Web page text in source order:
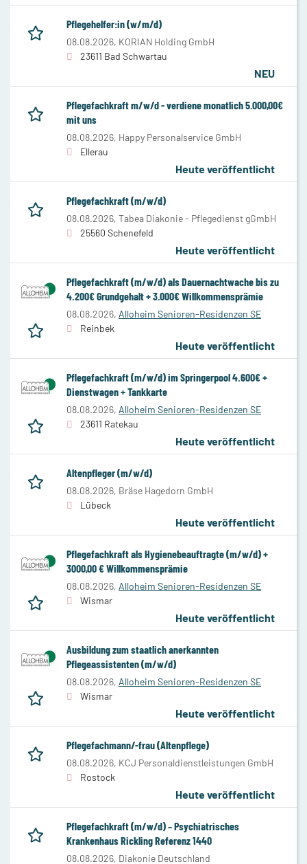
Pflegehelfer:in (w/m/d)
08.08.2026, KORIAN Holding GmbH
23611 Bad Schwartau
NEU
Pflegefachkraft m/w/d - verdiene monatlich 5.000,00€
mit uns
08.08.2026, Happy Personalservice GmbH
Ellerau
Heute veröffentlicht
Pflegefachkraft (m/w/d)
08.08.2026, Tabea Diakonie - Pflegedienst gGmbH
25560 Schenefeld
Heute veröffentlicht
Pflegefachkraft (m/w/d) als Dauernachtwache bis zu
4.200€ Grundgehalt + 3.000€ Willkommensprämie
08.08.2026, Alloheim Senioren-Residenzen SE
Reinbek
Heute veröffentlicht
Pflegefachkraft (m/w/d) im Springerpool 4.600€ +
Dienstwagen + Tankkarte
08.08.2026, Alloheim Senioren-Residenzen SE
23611 Ratekau
Heute veröffentlicht
Altenpfleger (m/w/d)
08.08.2026, Bräse Hagedorn GmbH
Lübeck
Heute veröffentlicht
Pflegefachkraft als Hygienebeauftragte (m/w/d) +
3000,00 € Willkommensprämie
08.08.2026, Alloheim Senioren-Residenzen SE
Wismar
Heute veröffentlicht
Ausbildung zum staatlich anerkannten
Pflegeassistenten (m/w/d)
08.08.2026, Alloheim Senioren-Residenzen SE
Wismar
Heute veröffentlicht
Pflegefachmann/-frau (Altenpflege)
08.08.2026, KCJ Personaldienstleistungen GmbH
Rostock
Heute veröffentlicht
Pflegefachkraft (m/w/d) – Psychiatrisches
Krankenhaus Rickling Referenz 1440
08.08.2026, Diakonie Deutschland